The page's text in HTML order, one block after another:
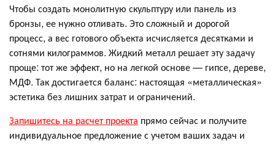
Чтобы создать монолитную скульптуру или панель из
бронзы, ее нужно отливать. Это сложный и дорогой
процесс, а вес готового объекта исчисляется десятками и
сотнями килограммов. Жидкий металл решает эту задачу
проще: тот же эффект, но на легкой основе — гипсе, дереве,
МДФ. Так достигается баланс: настоящая «металлическая»
эстетика без лишних затрат и ограничений.
Запишитесь на расчет проекта прямо сейчас и получите
индивидуальное предложение с учетом ваших задач и